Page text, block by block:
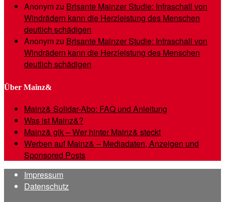
Anonymzu Brisante Mainzer Studie: Infraschall von
Windrädern kann die Herzleistung des Menschen
deutlich schädigen
Anonymzu Brisante Mainzer Studie: Infraschall von
Windrädern kann die Herzleistung des Menschen
deutlich schädigen
Über Mainz&
Mainz& Solidar-Abo: FAQ und Anleitung
Was ist Mainz&?
Mainz& gik – Wer hinter Mainz& steckt
Werben auf Mainz& – Mediadaten, Anzeigen und
Sponsored Posts
Impressum
Datenschutz